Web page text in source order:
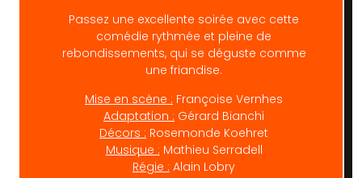
Passez une excellente soirée avec cette
comédie rythmée et pleine de
rebondissements, qui se déguste comme
une friandise.
Mise en scène : Françoise Vernhes
Adaptation : Gérard Bianchi
Décors : Rosemonde Koehret
Musique : Mathieu Serradell
Régie : Alain Lobry